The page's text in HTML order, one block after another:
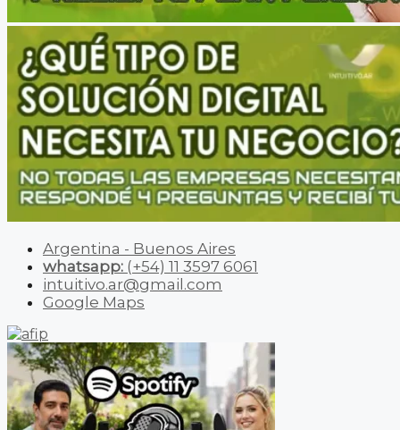
Argentina - Buenos Aires
whatsapp: (+54) 11 3597 6061
intuitivo.ar@gmail.com
Google Maps